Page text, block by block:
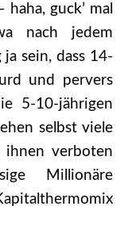
guck’ mal
nach jedem
sein, dass 14-
und pervers
5-10-jährigen
selbst viele
ihnen verboten
Millionäre